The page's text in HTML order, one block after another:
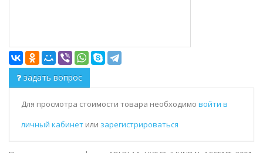
задать вопрос
Для просмотра стоимости товара необходимо войти в
личный кабинет или зарегистрироваться